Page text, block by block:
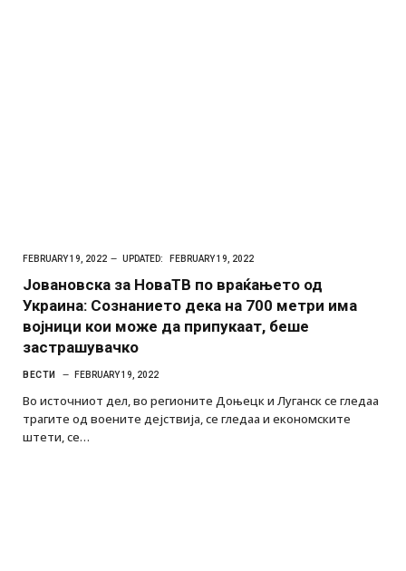
FEBRUARY 19, 2022 UPDATED: FEBRUARY 19, 2022
Јовановска за НоваТВ по враќањето од
Украина: Сознанието дека на 700 метри има
војници кои може да припукаат, беше
застрашувачко
ВЕСТИ FEBRUARY 19, 2022
Во источниот дел, во регионите Доњецк и Луганск се гледаа
трагите од воените дејствија, се гледаа и економските
штети, се…